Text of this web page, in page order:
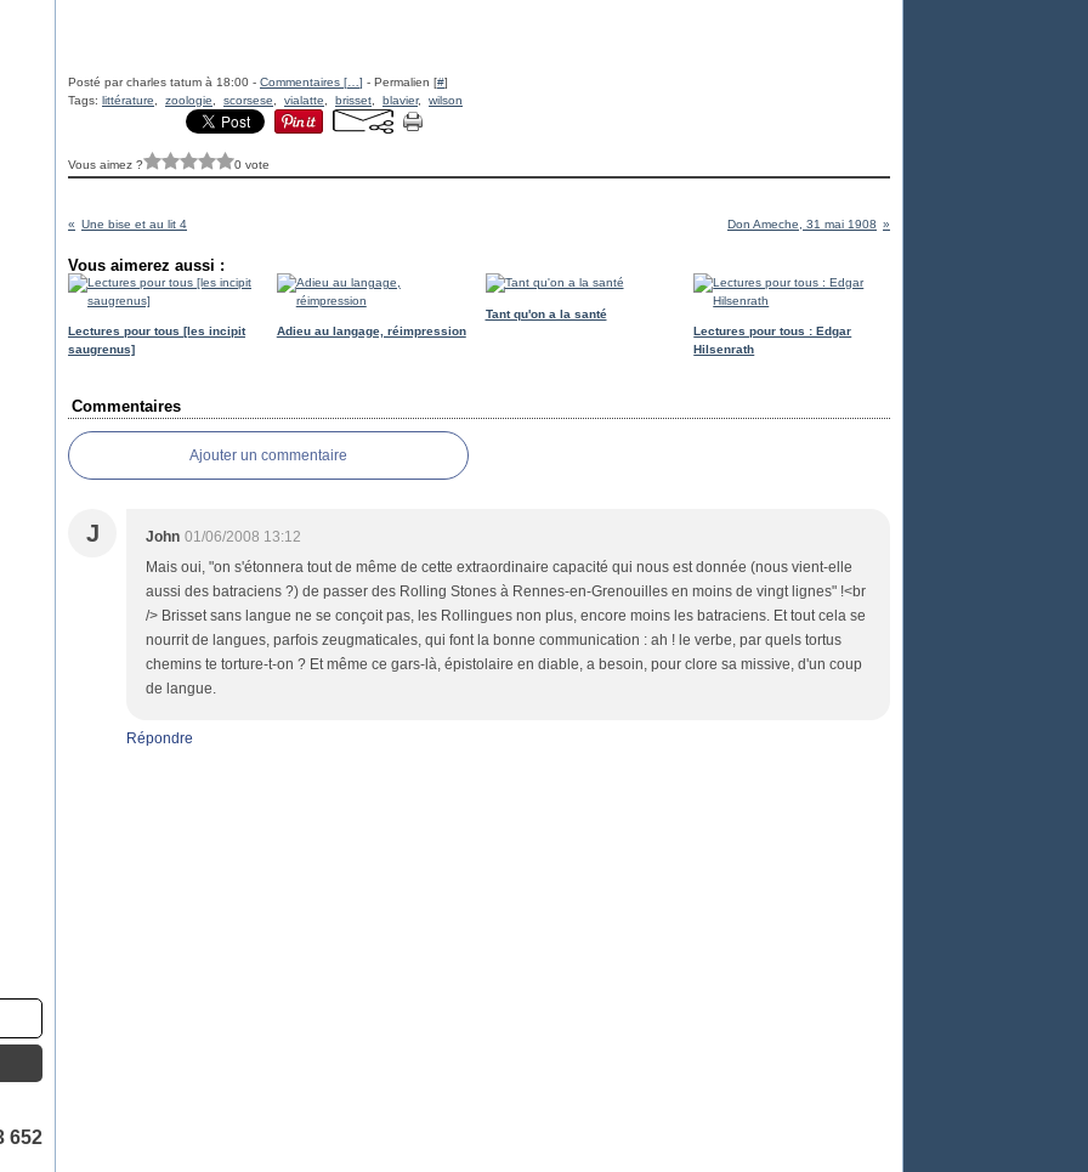
652
Posté par charles tatum à 18:00 - Commentaires [ ] - Permalien [#]
Tags: littérature zoologie scorsese vialatte brisset blavier, wilson
Vous aimez ? 0 vote
Une bise et au lit 4 Don Ameche, 31 mai 1908
Vous aimerez aussi :
Lectures pour tous [les incipit
saugrenus]
Adieu au langage, réimpression
Tant qu'on a la santé
Lectures pour tous : Edgar
Hilsenrath
Commentaires
Ajouter un commentaire
J John 01/06/2008 13:12
Mais oui, "on s'étonnera tout de même de cette extraordinaire capacité qui nous est donnée (nous vient-elle
aussi des batraciens ?) de passer des Rolling Stones à Rennes-en-Grenouilles en moins de vingt lignes" !<br
/> Brisset sans langue ne se conçoit pas, les Rollingues non plus, encore moins les batraciens. Et tout cela se
nourrit de langues, parfois zeugmaticales, qui font la bonne communication : ah ! le verbe, par quels tortus
chemins te torture-t-on ? Et même ce gars-là, épistolaire en diable, a besoin, pour clore sa missive, d'un coup
de langue.
Répondre